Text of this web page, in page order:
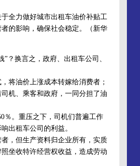
全力做好城市出租车油价补贴工
的影响，确保社会稳定。（新华
换言之，政府、出租车公司、
油价上涨成本转嫁给消费者；
机、乘客和政府，一同分担了油
。重压之下，司机们普遍工作
出租车公司的利益。
，但生产资料归企业所有，实质
坐收特许经营权收益，造成劳动